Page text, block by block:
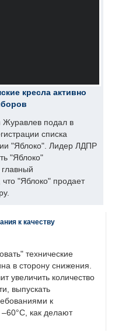
кресла активно
Журавлев подал в
списка
"Яблоко". Лидер ЛДПР
"Яблоко"
"Яблоко" продает
к качеству
технические
в сторону снижения.
увеличить количество
выпускать
к
как делают